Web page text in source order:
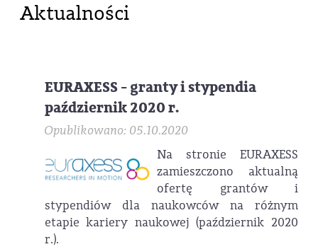
Aktualności
EURAXESS - granty i stypendia
październik 2020 r.
Opublikowano: 05.10.2020
Na stronie EURAXESS
zamieszczono aktualną
ofertę grantów i
stypendiów dla naukowców na różnym
etapie kariery naukowej (październik 2020
r.).